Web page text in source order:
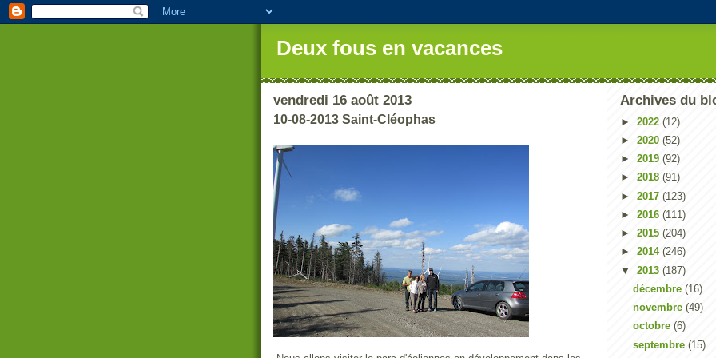
Deux fous en vacances
vendredi 16 août 2013
10-08-2013 Saint-Cléophas
Archives du
► 2022 (12)
► 2020 (52)
► 2019 (92)
► 2018 (91)
► 2017 (123)
► 2016 (111)
► 2015 (204)
► 2014 (246)
▼ 2013 (187)
décembre (16)
novembre (49)
octobre (6)
septembre (15)